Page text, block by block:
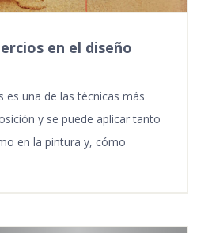
en el diseño
es una de las técnicas más
y se puede aplicar tanto
en la pintura y, cómo